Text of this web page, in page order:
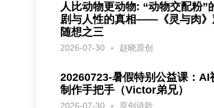
人比动物更动物: “动物交配粉”
剧与人性的真相——《灵与肉》
随想之三
2026-07-30 赵晓原创
20260723-暑假特别公益课：AI
制作手把手（Victor弟兄）
2026-07-30 原创诗歌